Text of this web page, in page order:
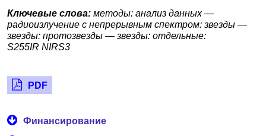
Ключевые слова: методы: анализ данных —
радиоизлучение с непрерывным спектром: звезды —
звезды: протозвезды — звезды: отдельные:
S255IR NIRS3
PDF
Финансирование